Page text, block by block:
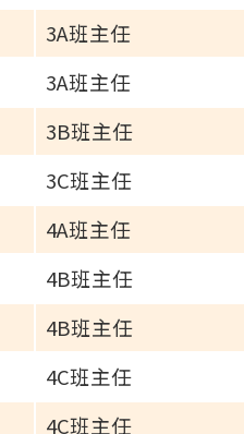
3A班主任
3A班主任
3B班主任
3C班主任
4A班主任
4B班主任
4B班主任
4C班主任
4C班主任